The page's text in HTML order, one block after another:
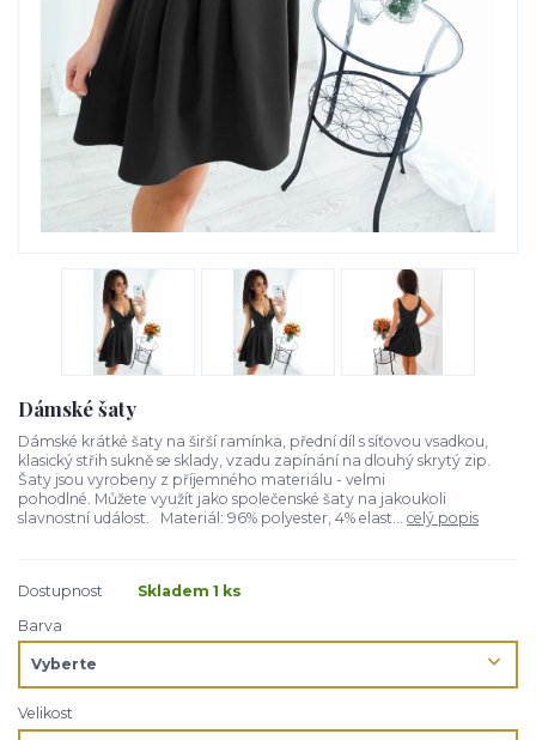
Dámské šaty
Dámské krátké šaty na širší ramínka, přední díl s síťovou vsadkou,
klasický střih sukně se sklady, vzadu zapínání na dlouhý skrytý zip.
Šaty jsou vyrobeny z příjemného materiálu - velmi
pohodlné. Můžete využít jako společenské šaty na jakoukoli
slavnostní událost. Materiál: 96% polyester, 4% elast... celý popis
Dostupnost
Skladem 1 ks
Barva
Velikost